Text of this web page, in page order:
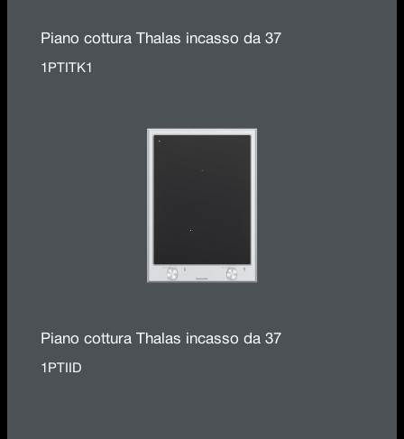
Piano cottura Thalas incasso da 37
1PTITK1
Piano cottura Thalas incasso da 37
1PTIID